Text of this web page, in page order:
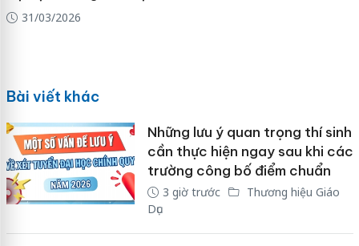
31/03/2026
Bài viết khác
Những lưu ý quan trọng thí sinh
cần thực hiện ngay sau khi các
trường công bố điểm chuẩn
3 giờ trước
Thương hiệu Giáo
Dục